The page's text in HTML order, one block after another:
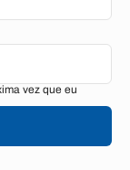
vez que eu